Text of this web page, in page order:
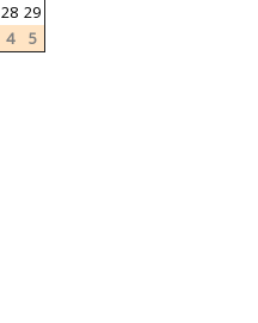
28 29
4 5